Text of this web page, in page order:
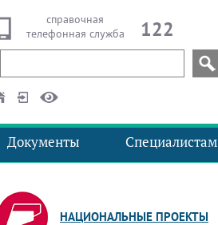
справочная
телефонная служба
122
Документы Специалистам
НАЦИОНАЛЬНЫЕ ПРОЕКТЫ